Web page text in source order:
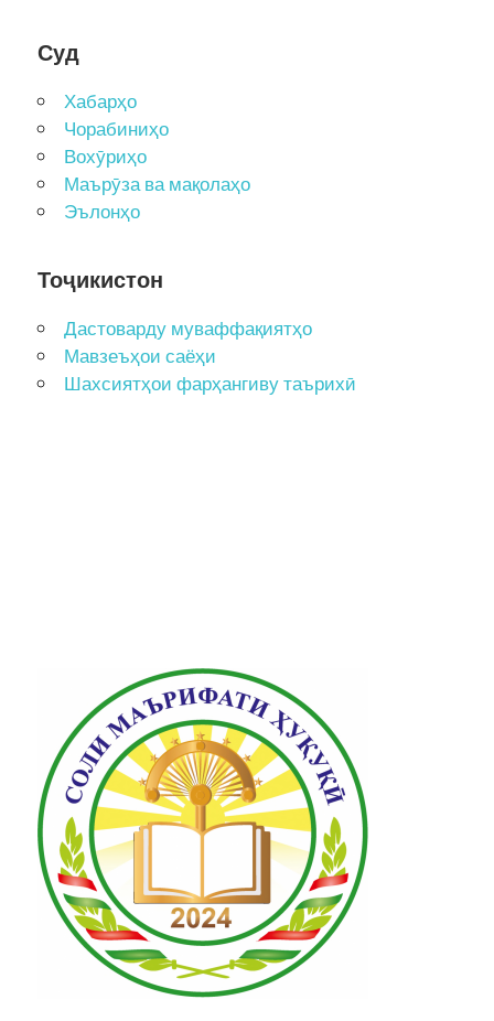
Суд
Хабарҳо
Чорабиниҳо
Вохӯриҳо
Маърӯза ва мақолаҳо
Эълонҳо
Тоҷикистон
Дастоварду муваффақиятҳо
Мавзеъҳои саёҳи
Шахсиятҳои фарҳангиву таърихӣ